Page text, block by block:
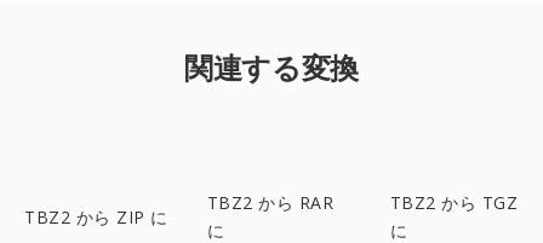
関連する変換
TBZ2 から ZIP に
TBZ2 から RAR
に
TBZ2 から TGZ
に